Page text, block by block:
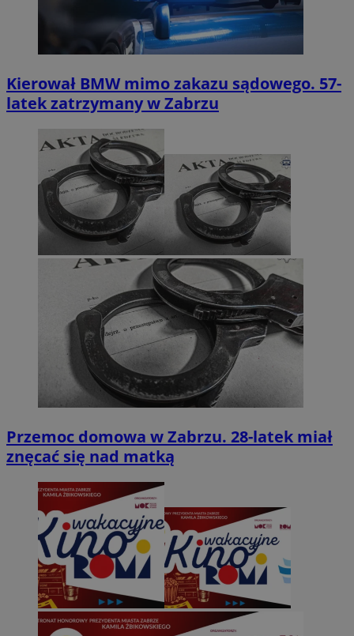
Kierował BMW mimo zakazu sądowego. 57-
latek zatrzymany w Zabrzu
Przemoc domowa w Zabrzu. 28-latek miał
znęcać się nad matką